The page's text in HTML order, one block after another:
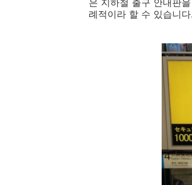
은 지하철 출구 안내판
례적이라 할 수 있습니다.